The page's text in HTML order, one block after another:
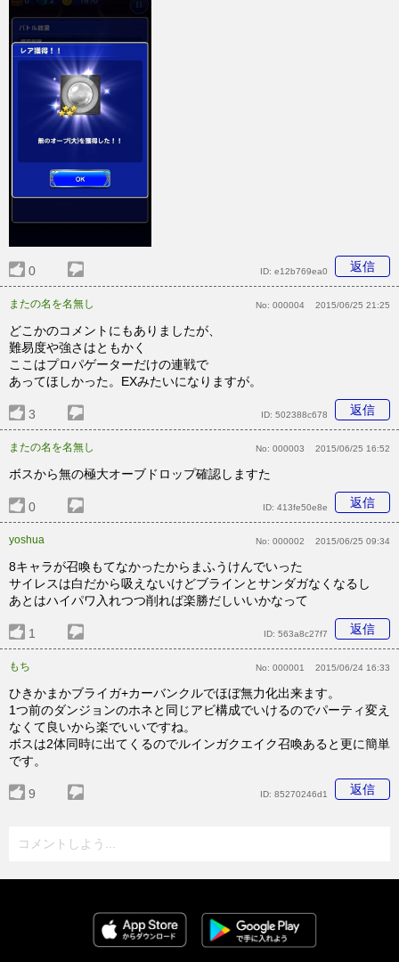
0 返信
ID: e12b769ea0
またの名を名無し No: 000004 2015/06/25 21:25
どこかのコメントにもありましたが、
難易度や強さはともかく
ここはプロパゲーターだけの連戦で
あってほしかった。EXみたいになりますが。
3 返信
ID: 502388c678
またの名を名無し No: 000003 2015/06/25 16:52
ボスから無の極大オーブドロップ確認しますた
0 返信
ID: 413fe50e8e
yoshua No: 000002 2015/06/25 09:34
8キャラが召喚もてなかったからまふうけんでいった
サイレスは白だから吸えないけどブラインとサンダガなくなるし
あとはハイパワ入れつつ削れば楽勝だしいいかなって
1 返信
ID: 563a8c27f7
もち No: 000001 2015/06/24 16:33
ひきかまかブライガ+カーバンクルでほぼ無力化出来ます。
1つ前のダンジョンのホネと同じアビ構成でいけるのでパーティ変え
なくて良いから楽でいいですね。
ボスは2体同時に出てくるのでルインガクエイク召喚あると更に簡単
です。
9 返信
ID: 85270246d1
コメントしよう...